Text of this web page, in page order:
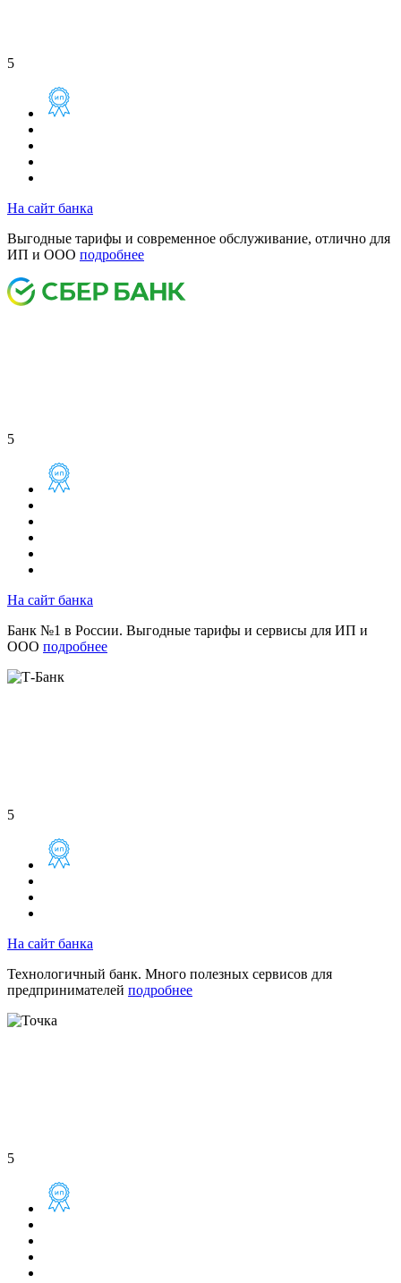
5
На сайт банка
Выгодные тарифы и современное обслуживание, отлично для
ИП и ООО подробнее
5
На сайт банка
Банк №1 в России. Выгодные тарифы и сервисы для ИП и
ООО подробнее
5
На сайт банка
Технологичный банк. Много полезных сервисов для
предпринимателей подробнее
5